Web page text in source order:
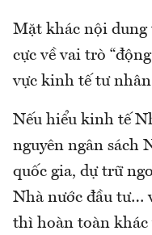
Mặt khác nội
cực về vai trò
vực kinh tế tư
Nếu hiểu kinh tế
nguyên ngân sách
quốc gia, dự trữ
Nhà nước đầu tư…
thì hoàn toàn